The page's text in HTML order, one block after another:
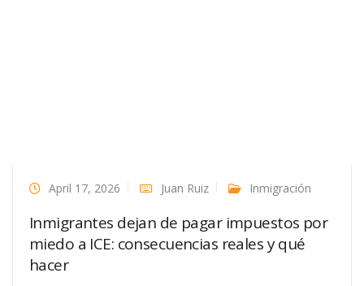
April 17, 2026 Juan Ruiz Inmigración
Inmigrantes dejan de pagar impuestos por
miedo a ICE: consecuencias reales y qué
hacer